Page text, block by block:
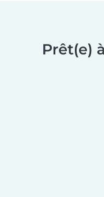
Prêt(e)